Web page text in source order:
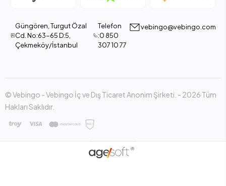
Güngören, Turgut Özal
Cd. No:63-65 D:5,
Çekmeköy/İstanbul
Telefon
:0 850
307 10 77
vebingo@vebingo.com
© Vebingo - Vebingo İç ve Dış Ticaret Anonim Şirketi. - 2026 Tüm
Hakları Saklıdır.